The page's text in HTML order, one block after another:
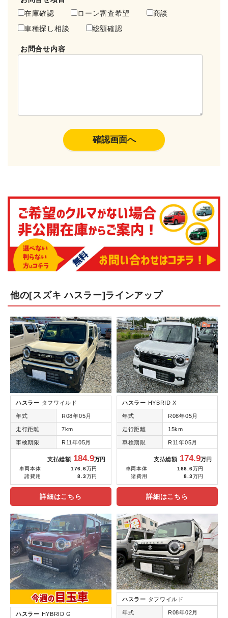
在庫確認
ローン審査希望
商談
車種探し相談
総額確認
お問合せ内容
他の[スズキ ハスラー]ラインアップ
ハスラー タフワイルド
年式 R08年05月
走行距離 7km
車検期限 R11年05月
支払総額 184.9万円
車両本体 176.6万円
諸費用
8.3万円
詳細はこちら
ハスラー HYBRID X
年式 R08年05月
走行距離 15km
車検期限 R11年05月
支払総額 174.9万円
車両本体 166.6万円
諸費用
8.3万円
詳細はこちら
ハスラー HYBRID G
ハスラー タフワイルド
年式 R08年02月